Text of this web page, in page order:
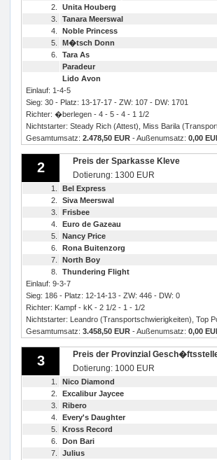
2.
Unita Houberg
3.
Tanara Meerswal
4.
Noble Princess
5.
M�tsch Donn
6.
Tara As
Paradeur
Lido Avon
Einlauf: 1-4-5
Sieg: 30 - Platz: 13-17-17 - ZW: 107 - DW: 1701
Richter: �berlegen - 4 - 5 - 4 - 1 1/2
Nichtstarter: Steady Rich (Attest), Miss Barila
Gesamtumsatz: 2.478,50 EUR - Außenumsatz: 0,00
2
Preis der Sparkasse Kleve
Dotierung: 1300 EUR
1. Bel Express
2.
Siva Meerswal
3.
Frisbee
4.
Euro de Gazeau
5.
Nancy Price
6.
Rona Buitenzorg
7.
North Boy
8.
Thundering Flight
Einlauf: 9-3-7
Sieg: 186 - Platz: 12-14-13 - ZW: 446 - DW: 0
Richter: Kampf - kK - 2 1/2 - 1 - 1/2
Nichtstarter: Leandro (Transportschwierigkeiten), Top
Gesamtumsatz: 3.458,50 EUR - Außenumsatz: 0,00
3
Preis der Provinzial
Dotierung: 1000 EUR
1. Nico Diamond
2.
Excalibur Jaycee
3.
Ribero
4.
Every's Daughter
5.
Kross Record
6.
Don Bari
7.
Julius